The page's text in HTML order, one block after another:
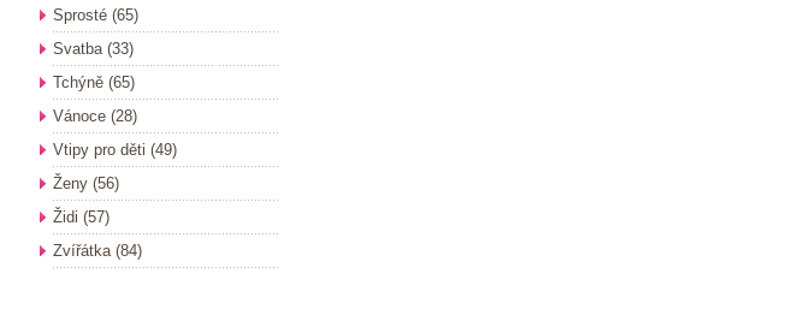
Sprosté (65)
Svatba(33)
Tchýně (65)
Vánoce (28)
Vtipy pro děti (49)
Ženy (56)
Židi (57)
Zvířátka(84)